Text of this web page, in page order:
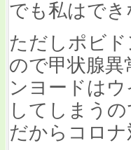
でも私はでき
ただしポビ
ので甲状腺
ンヨードは
してしまう
だからコロ